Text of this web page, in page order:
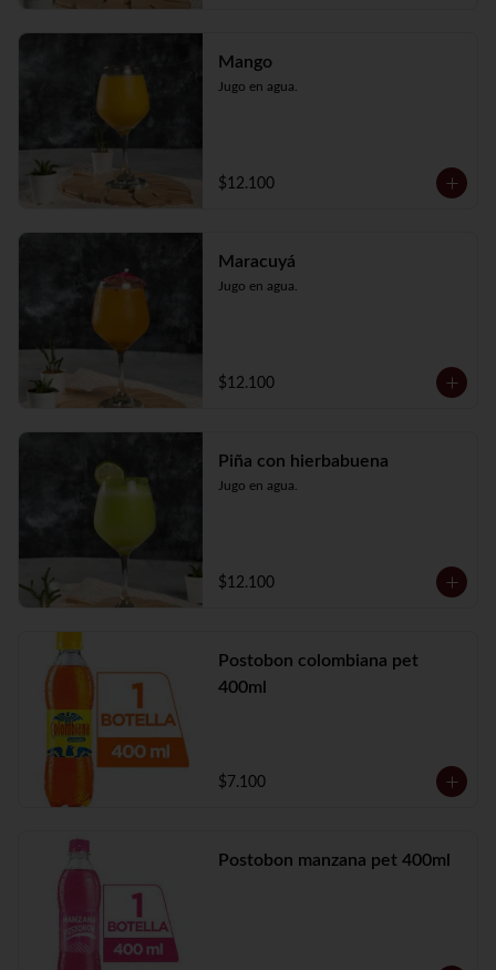
Mango
Jugo en agua.
$12.100
Maracuyá
Jugo en agua.
$12.100
Piña con hierbabuena
Jugo en agua.
$12.100
Postobon colombiana pet
400ml
$7.100
Postobon manzana pet 400ml